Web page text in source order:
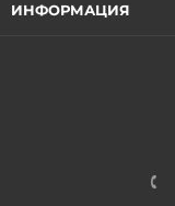
ИНФОРМАЦИЯ